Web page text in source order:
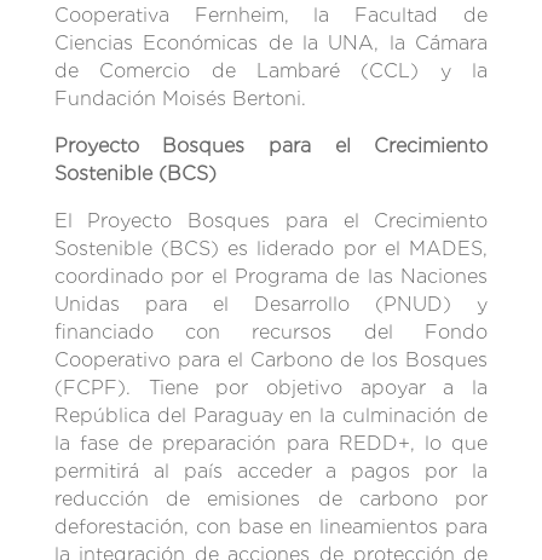
Cooperativa Fernheim, la Facultad de
Ciencias Económicas de la UNA, la Cámara
de Comercio de Lambaré (CCL) y la
Fundación Moisés Bertoni.
Proyecto Bosques para el Crecimiento
Sostenible (BCS)
El Proyecto Bosques para el Crecimiento
Sostenible (BCS) es liderado por el MADES,
coordinado por el Programa de las Naciones
Unidas para el Desarrollo (PNUD) y
financiado con recursos del Fondo
Cooperativo para el Carbono de los Bosques
(FCPF). Tiene por objetivo apoyar a la
República del Paraguay en la culminación de
la fase de preparación para REDD+, lo que
permitirá al país acceder a pagos por la
reducción de emisiones de carbono por
deforestación, con base en lineamientos para
la integración de acciones de protección de